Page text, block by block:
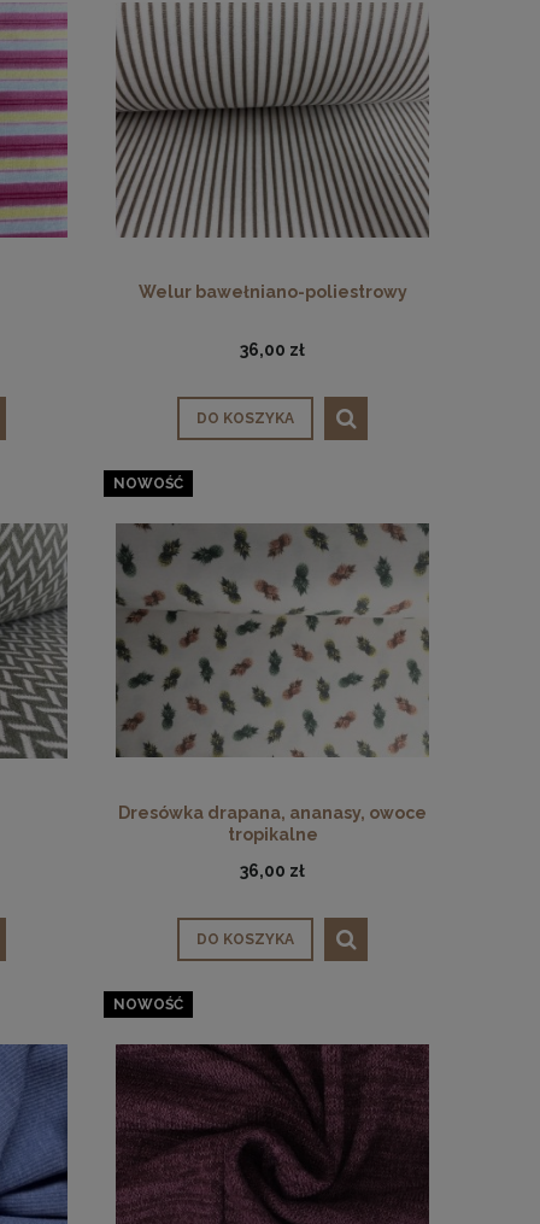
Welur bawełniano-poliestrowy
36,00 zł
DO KOSZYKA
Dresówka drapana, ananasy, owoce
tropikalne
36,00 zł
DO KOSZYKA
NOWOŚĆ
NOWOŚĆ